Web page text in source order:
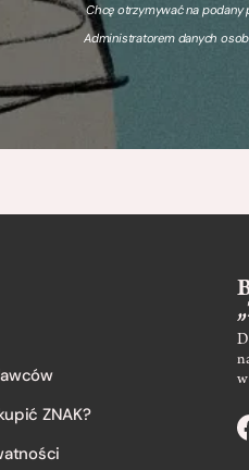
Chcę otrzymywać na podany
Administratorem danych
ZNAK?